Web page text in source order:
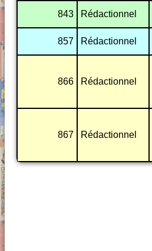
843 Rédactionnel
857 Rédactionnel
866 Rédactionnel
867 Rédactionnel